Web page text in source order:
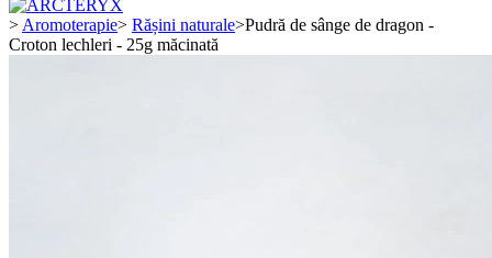
> Aromoterapie> Rășini naturale>Pudră de sânge de dragon -
Croton lechleri - 25g măcinată